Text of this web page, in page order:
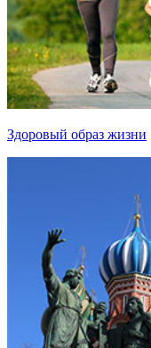
Здоровый образ жизни